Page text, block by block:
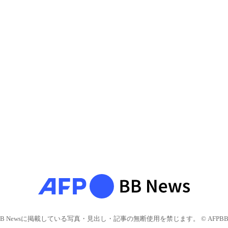
Newsに掲載している写真・見出し・記事の無断使用を禁じます。 © AFPBB